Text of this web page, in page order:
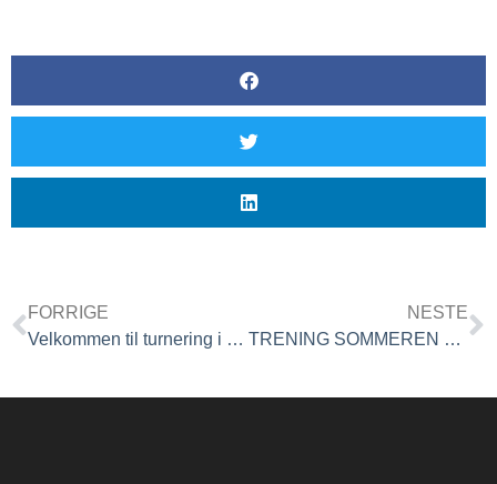
FORRIGE
Velkommen til turnering i Halden
NESTE
TRENING SOMMEREN 2016 OG SOMMERAVSLUTNING 5. JUNI.